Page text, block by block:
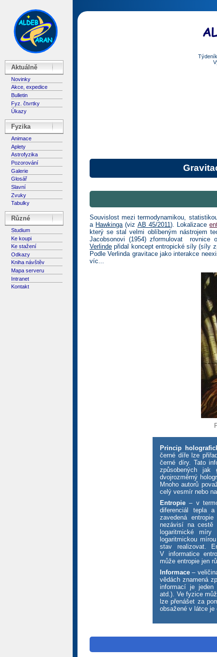
Aktuálně
Novinky
Akce, expedice
Bulletin
Fyz. čtvrtky
Úkazy
Fyzika
Animace
Aplety
Astrofyzika
Pozorování
Galerie
Glosář
Slavní
Zvuky
Tabulky
Různé
Studium
Ke koupi
Ke stažení
Odkazy
Kniha návštěv
Mapa serveru
Intranet
Kontakt
Souvislost mezi termodynamikou,
a Hawkinga (viz AB 45/2011 ). Lokalizace
který se stal velmi oblíbeným nástrojem
Jacobsonovi (1954) zformulovat rovnice
Verlinde přidal koncept entropické síly (síly
Podle Verlinda gravitace jako interakce
víc...
Princip
černé díře lze
černé díry. Tato
způsobených
dvojrozměrný
Mnoho autorů
celý vesmír nebo
Entropie – v
diferenciál tepla
zavedená
nezávisí na cestě
logaritmické
logaritmickou
stav realizovat.
V informatice
může entropie jen
Informace –
vědách znamená
informací je jeden
atd.). Ve fyzice
lze přenášet za
obsažené v látce je